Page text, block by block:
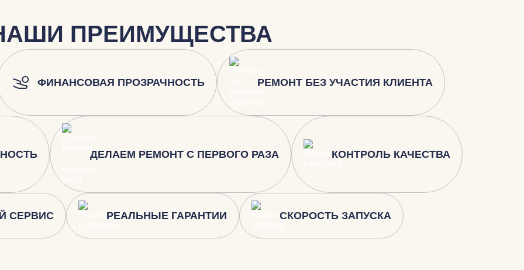
ПРЕИМУЩЕСТВА
ФИНАНСОВАЯ ПРОЗРАЧНОСТЬ РЕМОНТ БЕЗ УЧАСТИЯ КЛИЕНТА
ДЕЛАЕМ РЕМОНТ С ПЕРВОГО РАЗА КОНТРОЛЬ КАЧЕСТВА
СЕРВИС РЕАЛЬНЫЕ ГАРАНТИИ СКОРОСТЬ ЗАПУСКА